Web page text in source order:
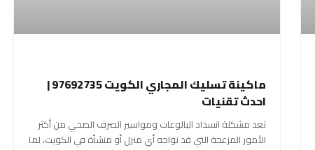
ماكينة تسليك المجاري الكويت 97692735 |
احدث تقنيات
تعد مشكلة انسداد البالوعات ومواسير الصرف الصحي من أكثر
الأمور المزعجة التي قد تواجه أي منزل أو منشأة في الكويت، لما